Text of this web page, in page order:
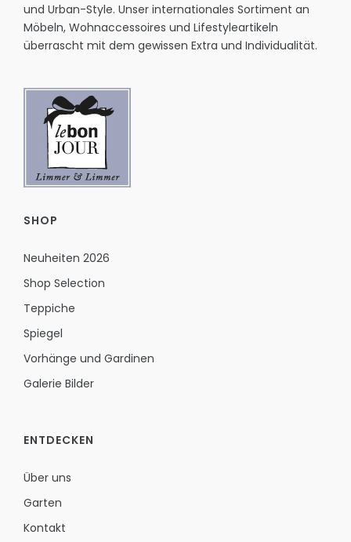
und Urban-Style. Unser internationales Sortiment an
Möbeln, Wohnaccessoires und Lifestyleartikeln
überrascht mit dem gewissen Extra und Individualität.
SHOP
Neuheiten 2026
Shop Selection
Teppiche
Spiegel
Vorhänge und Gardinen
Galerie Bilder
ENTDECKEN
Über uns
Garten
Kontakt